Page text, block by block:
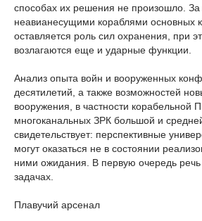
способах их решения не произошло. За
неавианесущими кораблями основных
оставляется роль сил охранения, при
возлагаются еще и ударные функции.
Анализ опыта войн и вооруженных
десятилетий, а также возможностей
вооружения, в частности корабельной
многоканальных ЗРК большой и
свидетельствует: перспективные
могут оказаться не в состоянии
ними ожидания. В первую очередь
задачах.
Плавучий арсенал